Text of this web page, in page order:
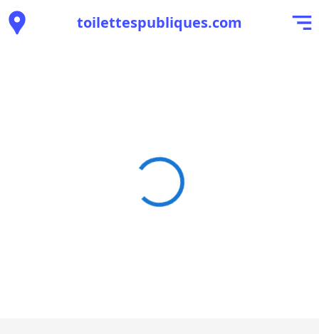
toilettespubliques.com